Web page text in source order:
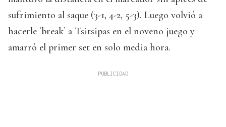
sufrimiento al saque (3-1, 4-2, 5-3). Luego volvió a
hacerle `break` a Tsitsipas en el noveno juego y
amarró el primer set en solo media hora.